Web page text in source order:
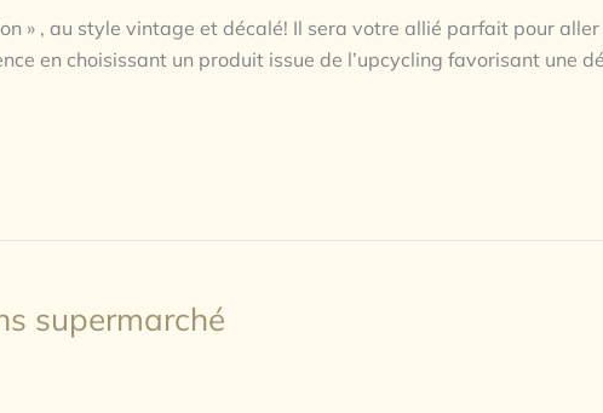
» , au style vintage et décalé! Il sera votre allié parfait pour
en choisissant un produit issue de l’upcycling favorisant une
supermarché